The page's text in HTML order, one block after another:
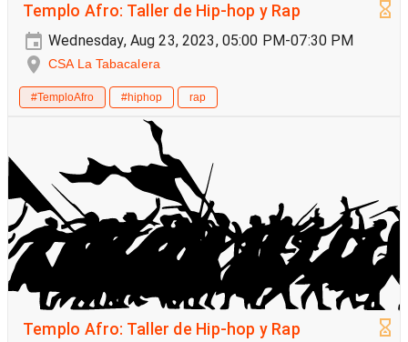
Templo Afro: Taller de Hip-hop y Rap
Wednesday, Aug 23, 2023, 05:00 PM-07:30 PM
CSA La Tabacalera
#TemploAfro #hiphop rap
Templo Afro: Taller de Hip-hop y Rap